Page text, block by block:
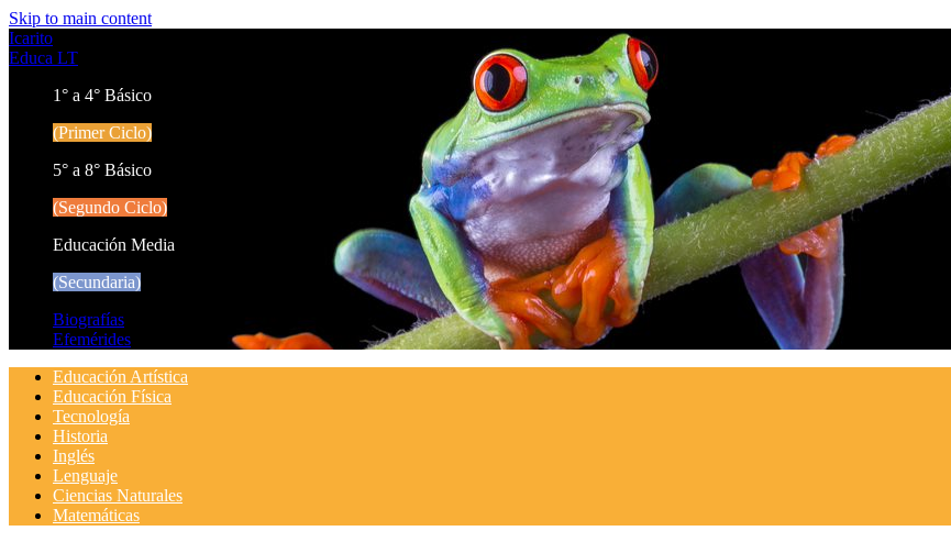
Skip to main content
Icarito
Educa LT
1° a 4° Básico
(Primer Ciclo)
5° a 8° Básico
(Segundo Ciclo)
Educación Media
(Secundaria)
Biografías
Efemérides
Educación Artística
Educación Física
Tecnología
Historia
Inglés
Lenguaje
Ciencias Naturales
Matemáticas